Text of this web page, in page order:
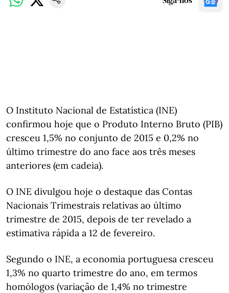
O Instituto Nacional de Estatística (INE)
confirmou hoje que o Produto Interno Bruto (PIB)
cresceu 1,5% no conjunto de 2015 e 0,2% no
último trimestre do ano face aos três meses
anteriores (em cadeia).
O INE divulgou hoje o destaque das Contas
Nacionais Trimestrais relativas ao último
trimestre de 2015, depois de ter revelado a
estimativa rápida a 12 de fevereiro.
Segundo o INE, a economia portuguesa cresceu
1,3% no quarto trimestre do ano, em termos
homólogos (variação de 1,4% no trimestre